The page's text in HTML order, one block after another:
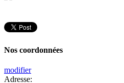
Nos coordonnées
modifier
Adresse: